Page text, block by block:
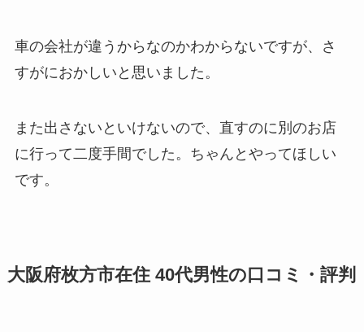
車の会社が違うからなのかわからないですが、さ
すがにおかしいと思いました。
また出さないといけないので、直すのに別のお店
に行って二度手間でした。ちゃんとやってほしい
です。
大阪府枚方市在住 40代男性の口コミ・評判